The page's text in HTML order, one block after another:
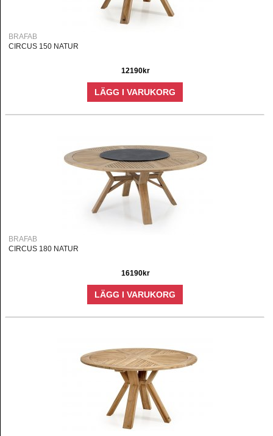
BRAFAB
CIRCUS 150 NATUR
12190kr
LÄGG I VARUKORG
BRAFAB
CIRCUS 180 NATUR
16190kr
LÄGG I VARUKORG